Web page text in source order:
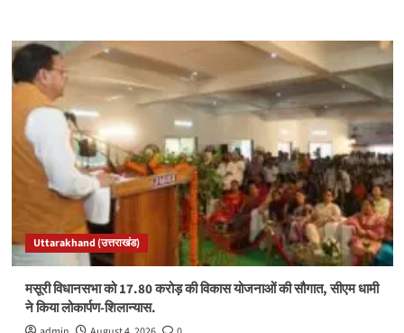
Uttarakhand (उत्तराखंड)
मसूरी विधानसभा को 17.80 करोड़ की विकास योजनाओं की सौगात, सीएम धामी
ने किया लोकार्पण-शिलान्यास.